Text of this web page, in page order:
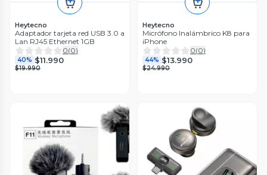
Heytecno
Adaptador tarjeta red USB 3.0 a
Lan RJ45 Ethernet 1GB
0(0)
40% $11.990
$19.990
Heytecno
Micrófono Inalámbrico K8 para
iPhone
0(0)
44% $13.990
$24.990